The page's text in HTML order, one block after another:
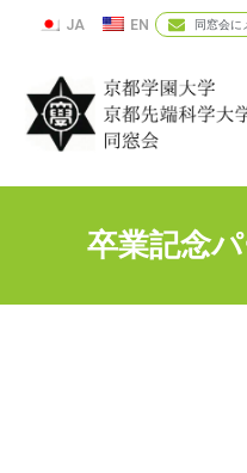
JA EN 同窓会
卒業記念